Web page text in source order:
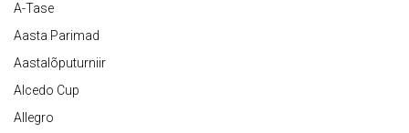
A-Tase
Aasta Parimad
Aastalõputurniir
Alcedo Cup
Allegro